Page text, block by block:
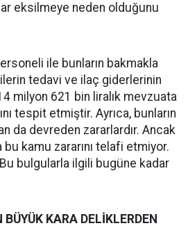
eksilmeye neden olduğunu
ile bunların bakmakla
tedavi ve ilaç giderlerinin
milyon 621 bin liralık mevzuata
tespit etmiştir. Ayrıca, bunların
da devreden zararlardır. Ancak
bu kamu zararını telafi etmiyor.
bulgularla ilgili bugüne kadar
KARA DELİKLERDEN